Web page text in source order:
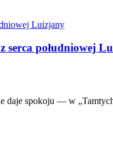
południowej
daje spokoju — w